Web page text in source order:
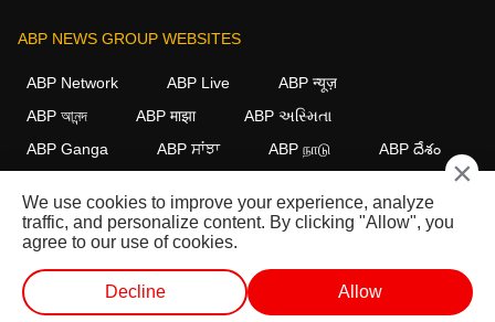
ABP NEWS GROUP WEBSITES
ABP Network ABP Live
ABP न्यूज़
ABP আনন্দ
ABP माझा
ABP અસ્મિતા
ABP Ganga
ABP ਸਾਂਝਾ ABP நாடு ABP దేశం
FOLLOW US
This website follows the DNPA Code of Ethics.
Copyright@2026.
All rights reserved.
×
We use cookies to improve your experience, analyze
traffic, and personalize content. By clicking "Allow", you
agree to our use of cookies.
Decline Allow